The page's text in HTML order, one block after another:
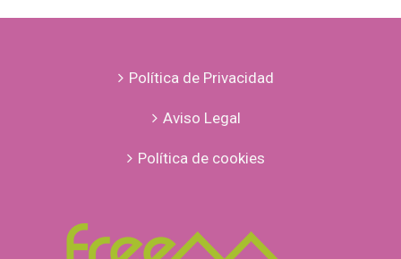
Política de Privacidad
Aviso Legal
Política de cookies